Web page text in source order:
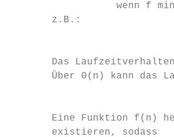
wenn f
       z.B.:
Das
Über Θ(n) kann das
Eine Funktion f(n)
existieren, sodass